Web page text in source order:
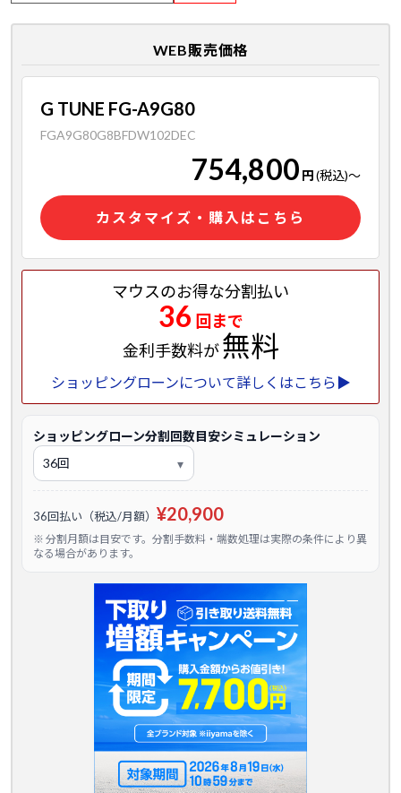
WEB販売価格
G TUNE FG-A9G80
FGA9G80G8BFDW102DEC
754,800 円(税込)～
カスタマイズ・購入はこちら
マウスのお得な分割払い
36 回まで
金利手数料が無料
ショッピングローンについて詳しくはこちら▶
ショッピングローン分割回数目安シミュレーション
36回払い（税込/月額） ¥20,900
※ 分割月額は目安です。分割手数料・端数処理は実際の条件により異
なる場合があります。